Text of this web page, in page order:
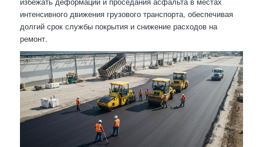
интенсивного движения грузового транспорта, обеспечивая
долгий срок службы покрытия и снижение расходов на
ремонт.